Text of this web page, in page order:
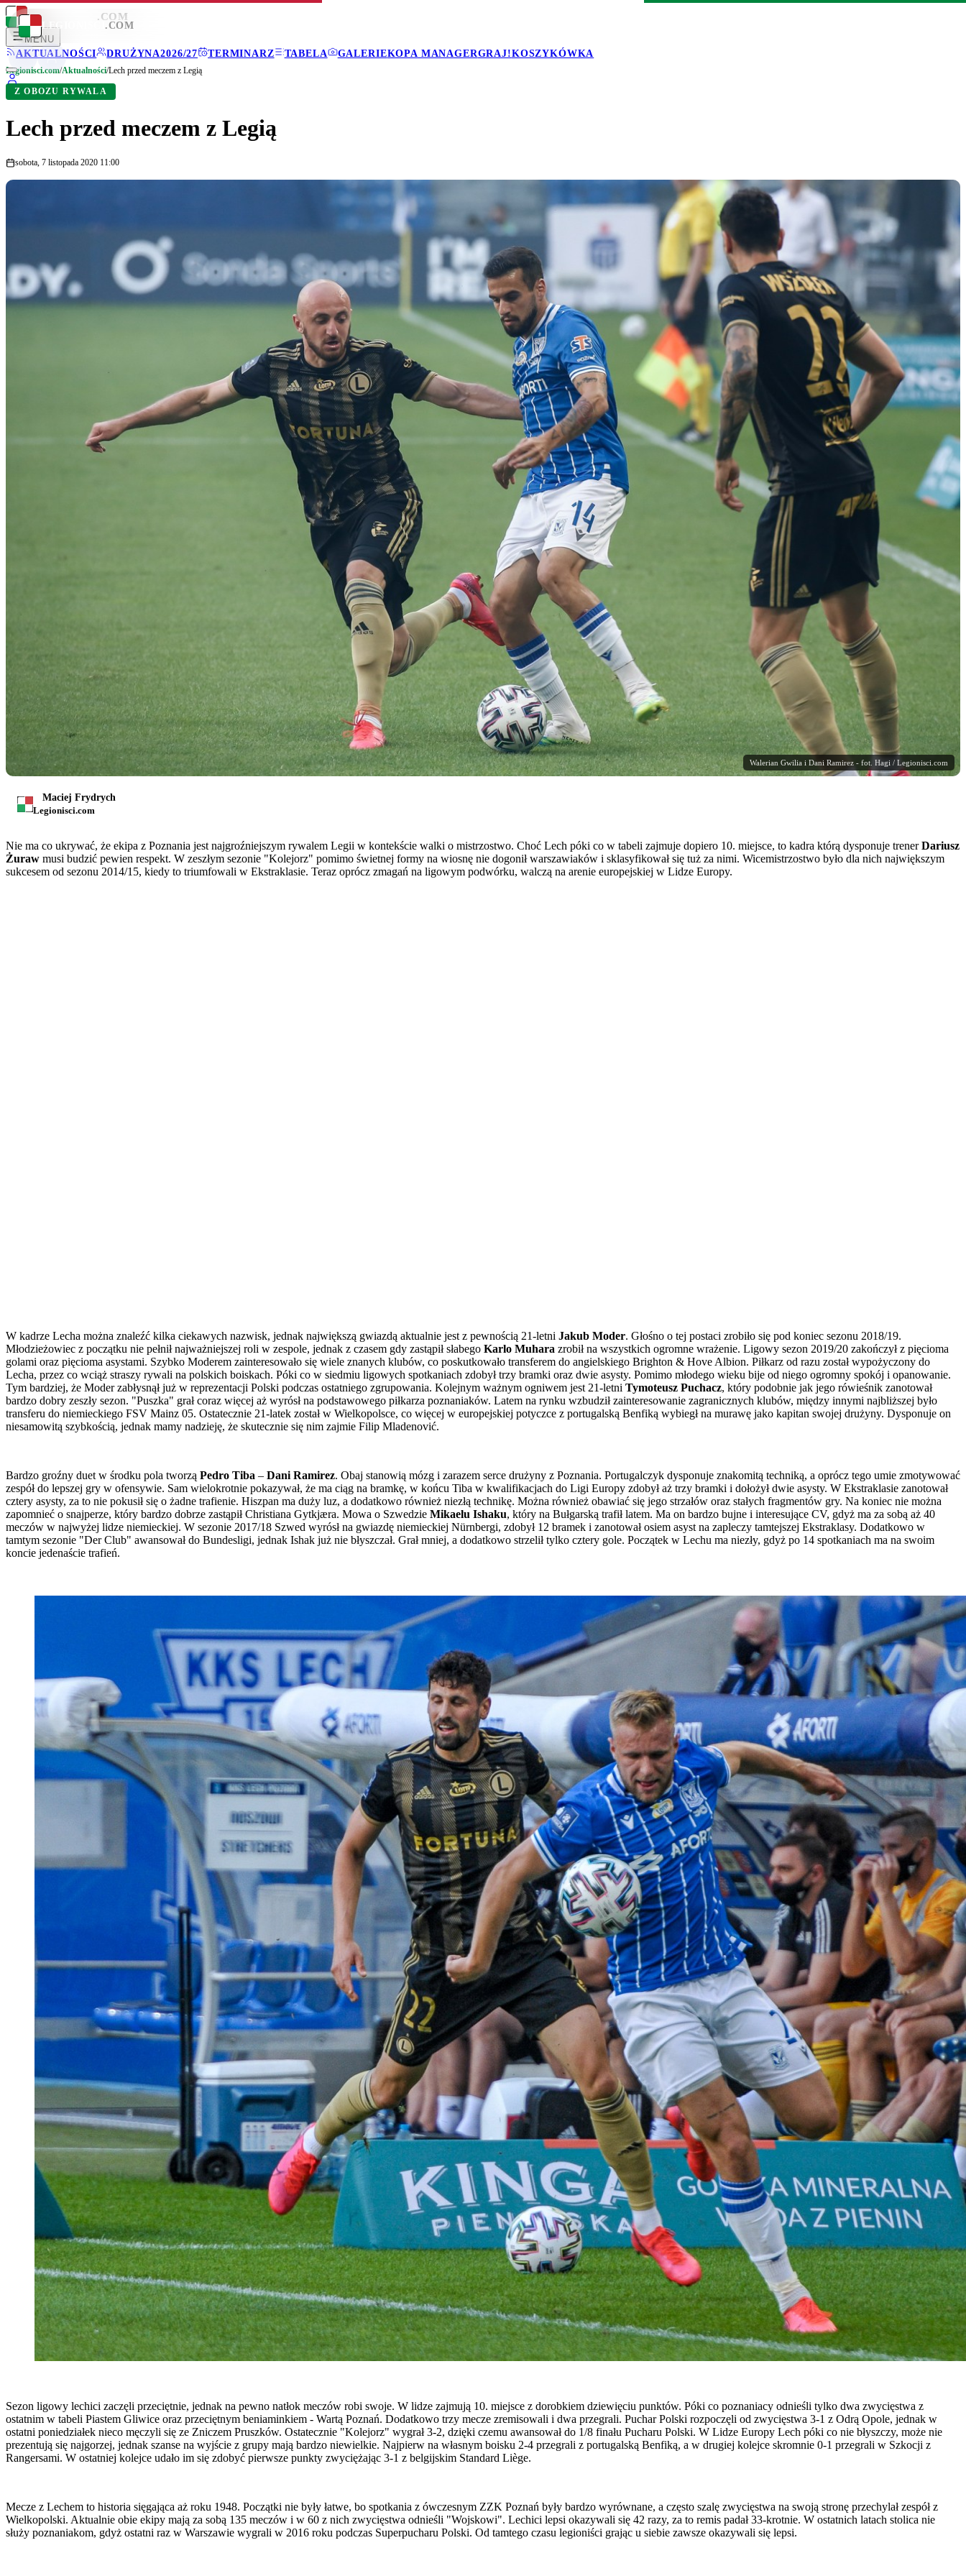
LEGIONISCI .COM
MENU
AKTUALNOŚCI
DRUŻYNA2026/27 TERMINARZ TABELA GALERIEKOPA MANAGERGRAJ!KOSZYKÓWKA
LEGIONISCI .COM
Legionisci.com/Aktualności/Lech przed meczem z Legią
Z OBOZU RYWALA
Lech przed meczem z Legią
sobota, 7 listopada 2020 11:00
Walerian Gwilia i Dani Ramirez - fot. Hagi / Legionisci.com
Maciej Frydrych
Legionisci.com
Nie ma co ukrywać, że ekipa z Poznania jest najgroźniejszym rywalem Legii w kontekście walki o mistrzostwo. Choć Lech póki co w tabeli zajmuje dopiero 10. miejsce, to kadra którą dysponuje trenerDariusz
Żuraw musi budzić pewien respekt. W zeszłym sezonie "Kolejorz" pomimo świetnej formy na wiosnę nie dogonił warszawiaków i sklasyfikował się tuż za nimi. Wicemistrzostwo było dla nich największym
sukcesem od sezonu 2014/15, kiedy to triumfowali w Ekstraklasie. Teraz oprócz zmagań na ligowym podwórku, walczą na arenie europejskiej w Lidze Europy.
W kadrze Lecha można znaleźć kilka ciekawych nazwisk, jednak największą gwiazdą aktualnie jest z pewnością 21-letni Jakub Moder. Głośno o tej postaci zrobiło się pod koniec sezonu 2018/19.
Młodzieżowiec z początku nie pełnił najważniejszej roli w zespole, jednak z czasem gdy zastąpił słabego Karlo Muhara zrobił na wszystkich ogromne wrażenie. Ligowy sezon 2019/20 zakończył z pięcioma
golami oraz pięcioma asystami. Szybko Moderem zainteresowało się wiele znanych klubów, co poskutkowało transferem do angielskiego Brighton & Hove Albion. Piłkarz od razu został wypożyczony do
Lecha, przez co wciąż straszy rywali na polskich boiskach. Póki co w siedmiu ligowych spotkaniach zdobył trzy bramki oraz dwie asysty. Pomimo młodego wieku bije od niego ogromny spokój i opanowanie.
Tym bardziej, że Moder zabłysnął już w reprezentacji Polski podczas ostatniego zgrupowania. Kolejnym ważnym ogniwem jest 21-letni Tymoteusz Puchacz, który podobnie jak jego rówieśnik zanotował
bardzo dobry zeszły sezon. "Puszka" grał coraz więcej aż wyrósł na podstawowego piłkarza poznaniaków. Latem na rynku wzbudził zainteresowanie zagranicznych klubów, między innymi najbliższej było
transferu do niemieckiego FSV Mainz 05. Ostatecznie 21-latek został w Wielkopolsce, co więcej w europejskiej potyczce z portugalską Benfiką wybiegł na murawę jako kapitan swojej drużyny. Dysponuje on
niesamowitą szybkością, jednak mamy nadzieję, że skutecznie się nim zajmie Filip Mladenović.
Bardzo groźny duet w środku pola tworzą Pedro Tiba – Dani Ramirez. Obaj stanowią mózg i zarazem serce drużyny z Poznania. Portugalczyk dysponuje znakomitą techniką, a oprócz tego umie zmotywować
zespół do lepszej gry w ofensywie. Sam wielokrotnie pokazywał, że ma ciąg na bramkę, w końcu Tiba w kwalifikacjach do Ligi Europy zdobył aż trzy bramki i dołożył dwie asysty. W Ekstraklasie zanotował
cztery asysty, za to nie pokusił się o żadne trafienie. Hiszpan ma duży luz, a dodatkowo również niezłą technikę. Można również obawiać się jego strzałów oraz stałych fragmentów gry. Na koniec nie można
zapomnieć o snajperze, który bardzo dobrze zastąpił Christiana Gytkjæra. Mowa o Szwedzie Mikaelu Ishaku, który na Bułgarską trafił latem. Ma on bardzo bujne i interesujące CV, gdyż ma za sobą aż 40
meczów w najwyżej lidze niemieckiej. W sezonie 2017/18 Szwed wyrósł na gwiazdę niemieckiej Nürnbergi, zdobył 12 bramek i zanotował osiem asyst na zapleczy tamtejszej Ekstraklasy. Dodatkowo w
tamtym sezonie "Der Club" awansował do Bundesligi, jednak Ishak już nie błyszczał. Grał mniej, a dodatkowo strzelił tylko cztery gole. Początek w Lechu ma niezły, gdyż po 14 spotkaniach ma na swoim
koncie jedenaście trafień.
Sezon ligowy lechici zaczęli przeciętnie, jednak na pewno natłok meczów robi swoje. W lidze zajmują 10. miejsce z dorobkiem dziewięciu punktów. Póki co poznaniacy odnieśli tylko dwa zwycięstwa z
ostatnim w tabeli Piastem Gliwice oraz przeciętnym beniaminkiem - Wartą Poznań. Dodatkowo trzy mecze zremisowali i dwa przegrali. Puchar Polski rozpoczęli od zwycięstwa 3-1 z Odrą Opole, jednak w
ostatni poniedziałek nieco męczyli się ze Zniczem Pruszków. Ostatecznie "Kolejorz" wygrał 3-2, dzięki czemu awansował do 1/8 finału Pucharu Polski. W Lidze Europy Lech póki co nie błyszczy, może nie
prezentują się najgorzej, jednak szanse na wyjście z grupy mają bardzo niewielkie. Najpierw na własnym boisku 2-4 przegrali z portugalską Benfiką, a w drugiej kolejce skromnie 0-1 przegrali w Szkocji z
Rangersami. W ostatniej kolejce udało im się zdobyć pierwsze punkty zwyciężając 3-1 z belgijskim Standard Liège.
Mecze z Lechem to historia sięgająca aż roku 1948. Początki nie były łatwe, bo spotkania z ówczesnym ZZK Poznań były bardzo wyrównane, a często szalę zwycięstwa na swoją stronę przechylał zespół z
Wielkopolski. Aktualnie obie ekipy mają za sobą 135 meczów i w 60 z nich zwycięstwa odnieśli "Wojskowi". Lechici lepsi okazywali się 42 razy, za to remis padał 33-krotnie. W ostatnich latach stolica nie
służy poznaniakom, gdyż ostatni raz w Warszawie wygrali w 2016 roku podczas Superpucharu Polski. Od tamtego czasu legioniści grając u siebie zawsze okazywali się lepsi.